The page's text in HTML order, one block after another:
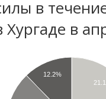
в
Хургаде в
12.2%